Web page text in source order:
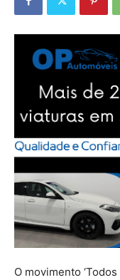
O movimento